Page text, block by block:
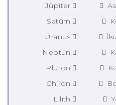
Jüpiter
Satürn
Uranüs
Neptün
Plüton
Chiron
Lilith